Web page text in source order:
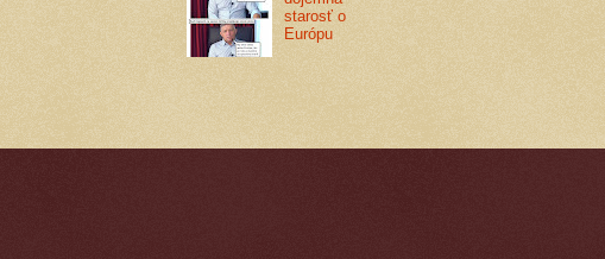
starosť o
Európu